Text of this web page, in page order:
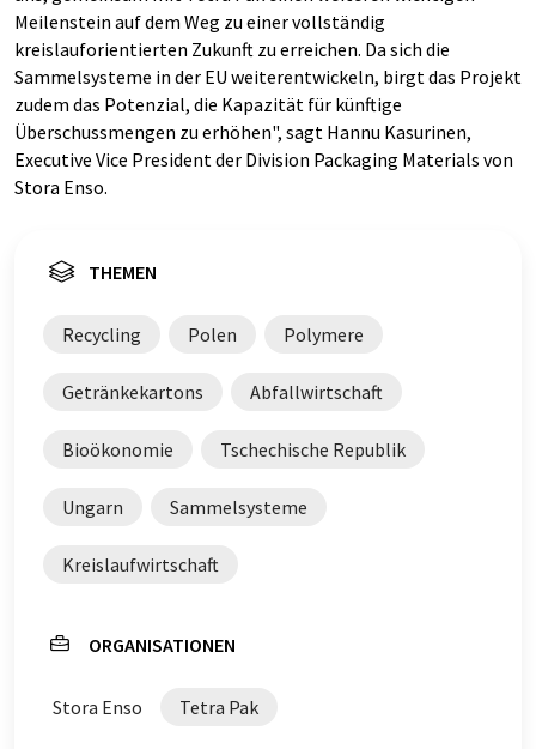
Meilenstein auf dem Weg zu einer vollständig
kreislauforientierten Zukunft zu erreichen. Da sich die
Sammelsysteme in der EU weiterentwickeln, birgt das Projekt
zudem das Potenzial, die Kapazität für künftige
Überschussmengen zu erhöhen", sagt Hannu Kasurinen,
Executive Vice President der Division Packaging Materials von
Stora Enso.
THEMEN
Recycling Polen Polymere
Getränkekartons Abfallwirtschaft
Bioökonomie Tschechische Republik
Ungarn Sammelsysteme
Kreislaufwirtschaft
ORGANISATIONEN
Stora Enso Tetra Pak